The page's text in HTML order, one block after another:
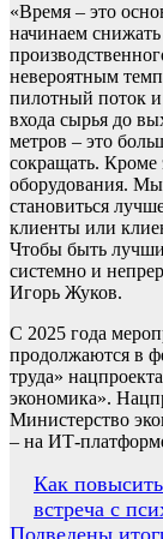
«Время – это
начинаем
невероятным
пилотный поток и
входа сырья до
метров – это
сокращать. Кроме
оборудования. Мы
становиться
клиенты или
Чтобы быть
системно и
Игорь Жуков.
С 2025 года
продолжаются в
труда»
экономика».
Министерство
– на ИТ-
Навигация
по
Как
встреча с
Подведены